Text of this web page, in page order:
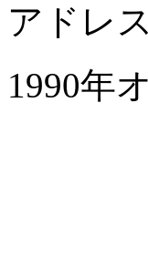
アドレ
1990年